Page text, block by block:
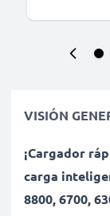
VISIÓN
¡Cargador
carga
8800, 6700,